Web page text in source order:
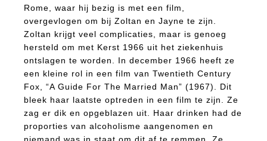
Rome, waar hij bezig is met een film,
overgevlogen om bij Zoltan en Jayne te zijn.
Zoltan krijgt veel complicaties, maar is genoeg
hersteld om met Kerst 1966 uit het ziekenhuis
ontslagen te worden. In december 1966 heeft ze
een kleine rol in een film van Twentieth Century
Fox, “A Guide For The Married Man” (1967). Dit
bleek haar laatste optreden in een film te zijn. Ze
zag er dik en opgeblazen uit. Haar drinken had de
proporties van alcoholisme aangenomen en